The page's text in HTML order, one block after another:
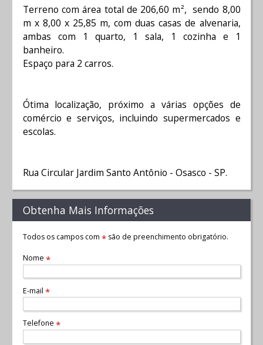
Terreno com área total de 206,60 m², sendo 8,00
m x 8,00 x 25,85 m, com duas casas de alvenaria,
ambas com 1 quarto, 1 sala, 1 cozinha e 1
banheiro.
Espaço para 2 carros.
Ótima localização, próximo a várias opções de
comércio e serviços, incluindo supermercados e
escolas.
Rua Circular Jardim Santo Antônio - Osasco - SP.
Obtenha Mais Informações
Todos os campos com *são de preenchimento obrigatório.
Nome *
E-mail *
Telefone *